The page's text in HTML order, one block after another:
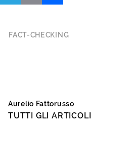
FACT-CHECKING
Aurelio Fattorusso
TUTTI GLI ARTICOLI